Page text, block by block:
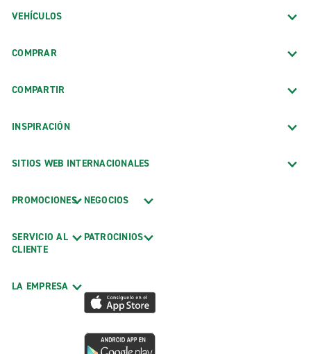
VEHÍCULOS
COMPRAR
COMPARTIR
INSPIRACIÓN
SITIOS WEB INTERNACIONALES
PROMOCIONES
SERVICIO AL
CLIENTE
LA EMPRESA
NEGOCIOS
PATROCINIOS